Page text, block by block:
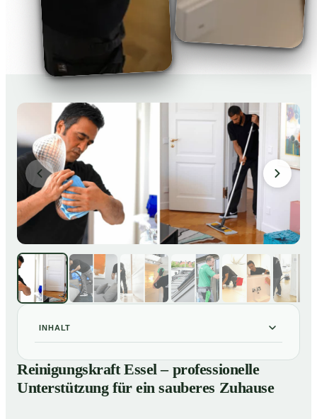
INHALT
01Reinigungskraft Essel – professionelle Unterstützung
für ein sauberes Zuhause
Unsere Leistungen im Überblick
Reinigungskraft Essel – professionelle
Unterstützung für ein sauberes Zuhause